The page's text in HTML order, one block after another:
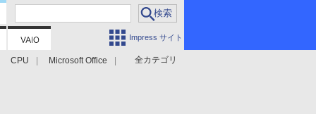
Impress サイト
全カテゴリ
CPU Microsoft Office